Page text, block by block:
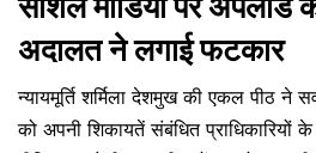
अदालत ने लगाई फटकार
न्यायमूर्ति शर्मिला देशमुख की एकल पीठ ने
को अपनी शिकायतें संबंधित